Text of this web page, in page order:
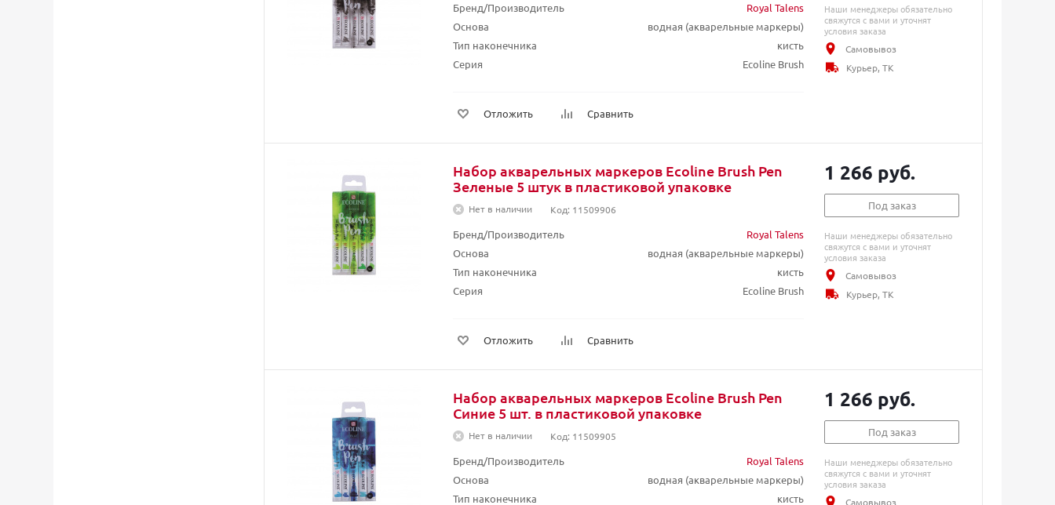
Бренд/Производитель
Royal Talens
Основа
водная (акварельные маркеры)
Тип наконечника
кисть
Серия
Ecoline Brush
Отложить Сравнить
Наши менеджеры обязательно
свяжутся с вами и уточнят
условия заказа
Самовывоз
Курьер, ТК
Набор акварельных маркеров Ecoline Brush Pen
Зеленые 5 штук в пластиковой упаковке
Нет в наличии Код: 11509906
Бренд/Производитель
Royal Talens
Основа
водная (акварельные маркеры)
Тип наконечника
кисть
Серия
Ecoline Brush
Отложить Сравнить
1 266 руб.
Под заказ
Наши менеджеры обязательно
свяжутся с вами и уточнят
условия заказа
Самовывоз
Курьер, ТК
Набор акварельных маркеров Ecoline Brush Pen
Синие 5 шт. в пластиковой упаковке
Нет в наличии Код: 11509905
Бренд/Производитель
Royal Talens
Основа
водная (акварельные маркеры)
Тип наконечника
кисть
1 266 руб.
Под заказ
Наши менеджеры обязательно
свяжутся с вами и уточнят
условия заказа
Самовывоз